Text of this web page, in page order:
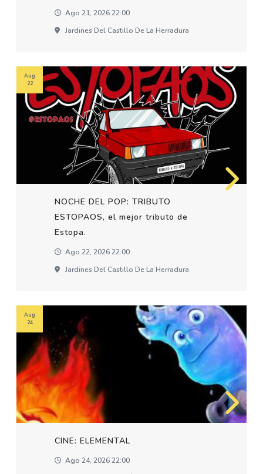
Ago 21, 2026 22:00
Jardines Del Castillo De La Herradura
NOCHE DEL POP: TRIBUTO
ESTOPAOS, el mejor tributo de
Estopa.
Ago 22, 2026 22:00
Jardines Del Castillo De La Herradura
Aug
22
CINE: ELEMENTAL
Ago 24, 2026 22:00
Aug
24